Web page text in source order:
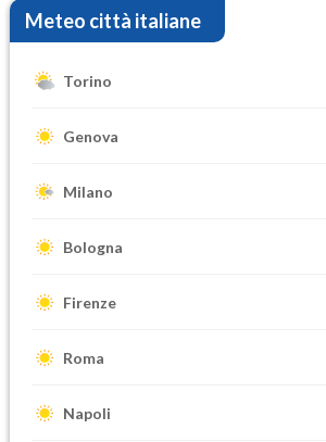
Meteo città italiane
Torino
Genova
Milano
Bologna
Firenze
Roma
Napoli